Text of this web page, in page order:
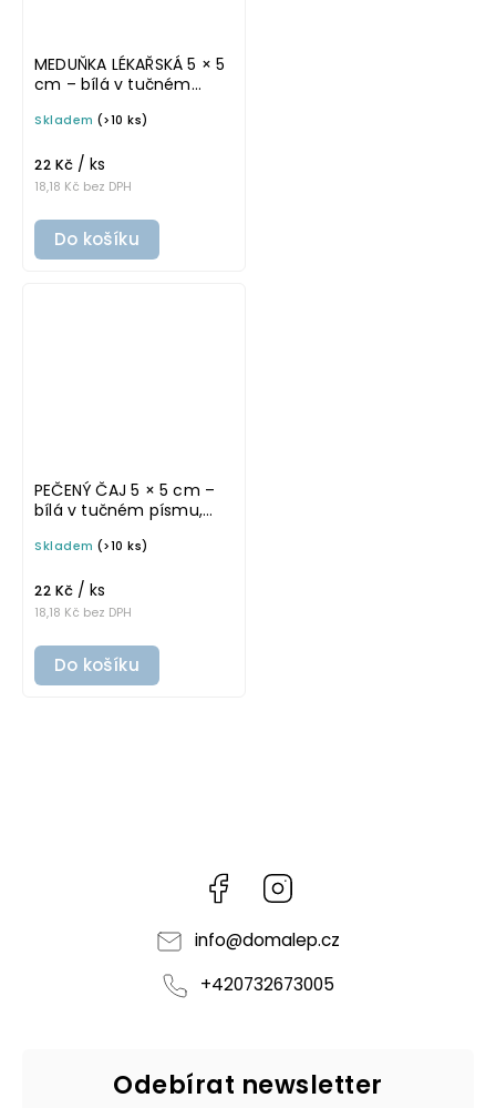
MEDUŇKA LÉKAŘSKÁ 5 × 5
cm – bílá v tučném
samolepka na
Skladem (>10 ks)
18,18 Kč bez DPH
22 Kč / ks
Do košíku
PEČENÝ ČAJ 5 × 5 cm –
bílá v tučném písmu,
na potravinové dózy
Skladem (>10 ks)
18,18 Kč bez DPH
22 Kč / ks
Do košíku
Facebook
info@domalep.cz
+420732673005
Odebírat newsletter